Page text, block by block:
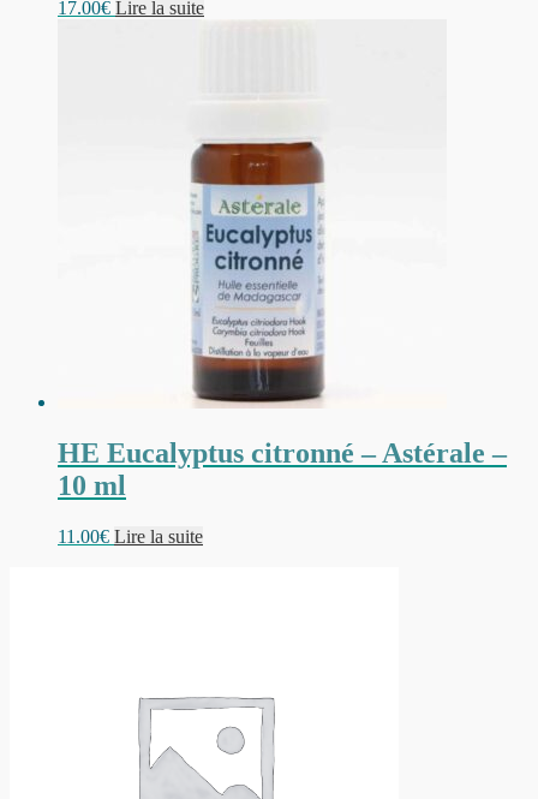
17.00€ Lire la suite
HE Eucalyptus citronné – Astérale –
10 ml
11.00€ Lire la suite